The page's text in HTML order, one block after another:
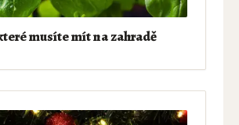
musíte mít na zahradě